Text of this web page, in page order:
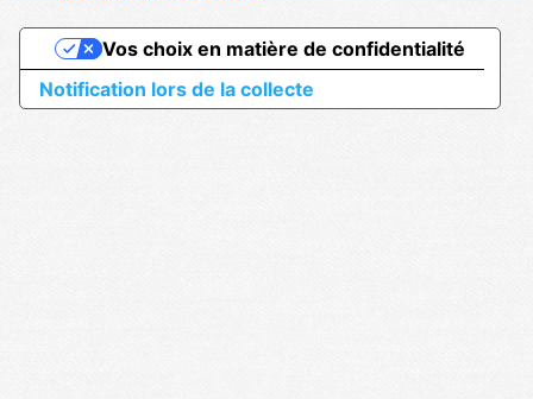
Notification lors de la collecte
Vos choix en matière de confidentialité